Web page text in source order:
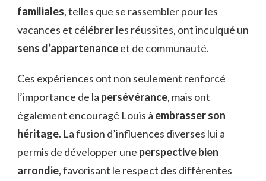
familiales, telles que se rassembler pour les
vacances et célébrer les réussites, ont inculqué un
sens d’appartenanceet de communauté.
Ces expériences ont non seulement renforcé
l’importance de la persévérance, mais ont
également encouragé Louis à embrasser son
héritage. La fusion d’influences diverses lui a
permis de développer une perspective bien
arrondie, favorisant le respect des différentes